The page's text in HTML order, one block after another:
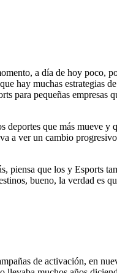
a día de hoy poco,
hay muchas estrategias
para pequeñas empresas
que más mueve y
a ver un cambio
piensa que los y Esports
bueno, la verdad es
de activación, en